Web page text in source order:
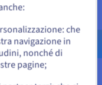
Inglese
USD -
che
navigazione in
nonché di
pagine;